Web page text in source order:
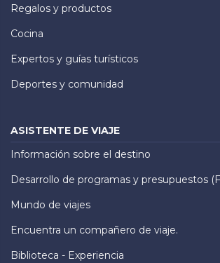
Regalos y productos
Cocina
Expertos y guías turísticos
Deportes y comunidad
ASISTENTE DE VIAJE
Información sobre el destino
Desarrollo de programas y presupuestos
Mundo de viajes
Encuentra un compañero de viaje.
Biblioteca - Experiencia